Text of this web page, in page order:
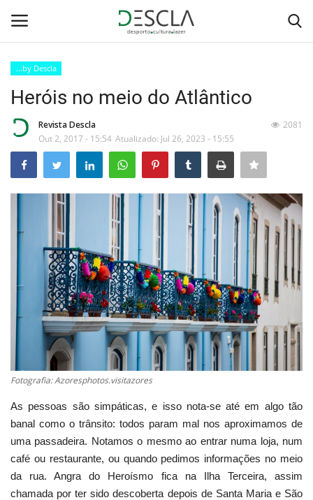
Home
...by Descla
Desporto
Contactos
Sobre Nós
Educação
Estatuto Editorial
Saúde
Ficha técnica
Cultura
Lazer
...by Descla
Heróis no meio do Atlântico
Revista Descla
Out 2, 2017 - 15:54 Atualizado: Jul 26, 2023 - 15:55
2081
Fotografia: Azoresphotos.visitazores
As pessoas são simpáticas, e isso nota-se até em algo tão
banal como o trânsito: todos param mal nos aproximamos de
uma passadeira. Notamos o mesmo ao entrar numa loja, num
café ou restaurante, ou quando pedimos informações no meio
da rua. Angra do Heroísmo fica na Ilha Terceira, assim
chamada por ter sido descoberta depois de Santa Maria e São